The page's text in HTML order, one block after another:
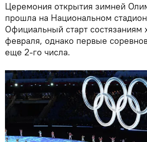
Церемония открытия зимней
прошла на Национальном
Официальный старт состязаниям
февраля, однако первые
еще 2-го числа.